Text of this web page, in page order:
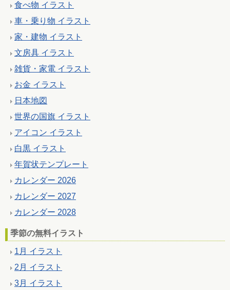
食べ物 イラスト
車・乗り物 イラスト
家・建物 イラスト
文房具 イラスト
雑貨・家電 イラスト
お金 イラスト
日本地図
世界の国旗 イラスト
アイコン イラスト
白黒 イラスト
年賀状テンプレート
カレンダー 2026
カレンダー 2027
カレンダー 2028
季節の無料イラスト
1月 イラスト
2月 イラスト
3月 イラスト